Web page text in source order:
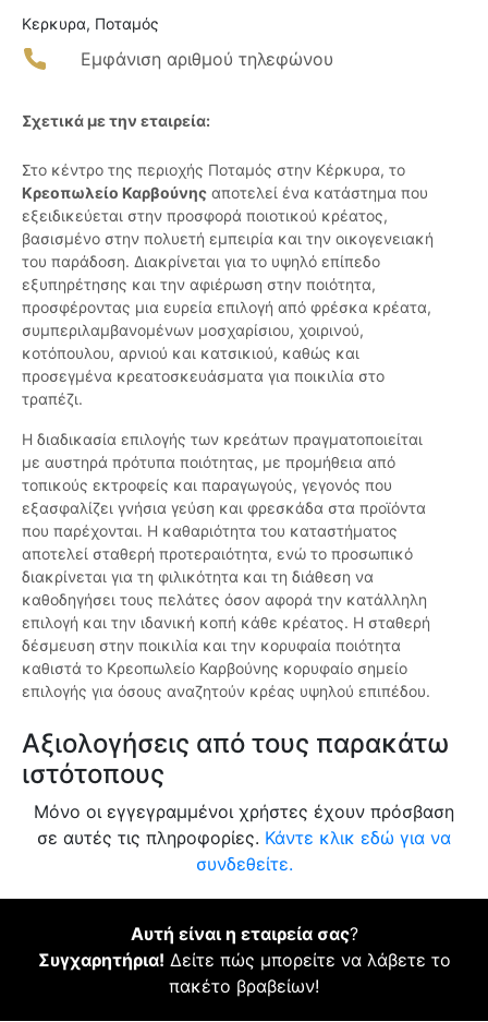
Κερκυρα, Ποταμός
Εμφάνιση αριθμού τηλεφώνου
Σχετικά με την εταιρεία:
Στο κέντρο της περιοχής Ποταμός στην Κέρκυρα, το
Κρεοπωλείο Καρβούνης αποτελεί ένα κατάστημα που
εξειδικεύεται στην προσφορά ποιοτικού κρέατος,
βασισμένο στην πολυετή εμπειρία και την οικογενειακή
του παράδοση. Διακρίνεται για το υψηλό επίπεδο
εξυπηρέτησης και την αφιέρωση στην ποιότητα,
προσφέροντας μια ευρεία επιλογή από φρέσκα κρέατα,
συμπεριλαμβανομένων μοσχαρίσιου, χοιρινού,
κοτόπουλου, αρνιού και κατσικιού, καθώς και
προσεγμένα κρεατοσκευάσματα για ποικιλία στο
τραπέζι.
Η διαδικασία επιλογής των κρεάτων πραγματοποιείται
με αυστηρά πρότυπα ποιότητας, με προμήθεια από
τοπικούς εκτροφείς και παραγωγούς, γεγονός που
εξασφαλίζει γνήσια γεύση και φρεσκάδα στα προϊόντα
που παρέχονται. Η καθαριότητα του καταστήματος
αποτελεί σταθερή προτεραιότητα, ενώ το προσωπικό
διακρίνεται για τη φιλικότητα και τη διάθεση να
καθοδηγήσει τους πελάτες όσον αφορά την κατάλληλη
επιλογή και την ιδανική κοπή κάθε κρέατος. Η σταθερή
δέσμευση στην ποικιλία και την κορυφαία ποιότητα
καθιστά το Κρεοπωλείο Καρβούνης κορυφαίο σημείο
επιλογής για όσους αναζητούν κρέας υψηλού επιπέδου.
Αξιολογήσεις από τους παρακάτω
ιστότοπους
Μόνο οι εγγεγραμμένοι χρήστες έχουν πρόσβαση
σε αυτές τις πληροφορίες. Κάντε κλικ εδώ για να
συνδεθείτε.
Αυτή είναι η εταιρεία σας?
Συγχαρητήρια! Δείτε πώς μπορείτε να λάβετε το
πακέτο βραβείων!